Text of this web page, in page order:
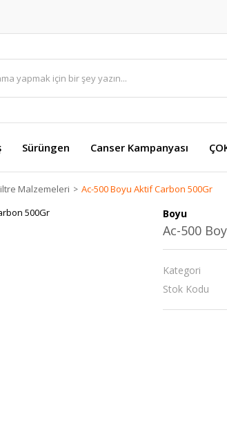
Sürüngen Canser Kampanyası
Malzemeleri Ac-500 Boyu Aktif Carbon 500Gr
Boyu
Ac-500
Kategori
Stok Kodu